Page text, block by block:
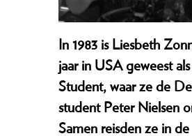
In 1983 is Liesbeth
jaar in USA geweest
Student, waar ze de
student Peter Nielsen
Samen reisden ze in de